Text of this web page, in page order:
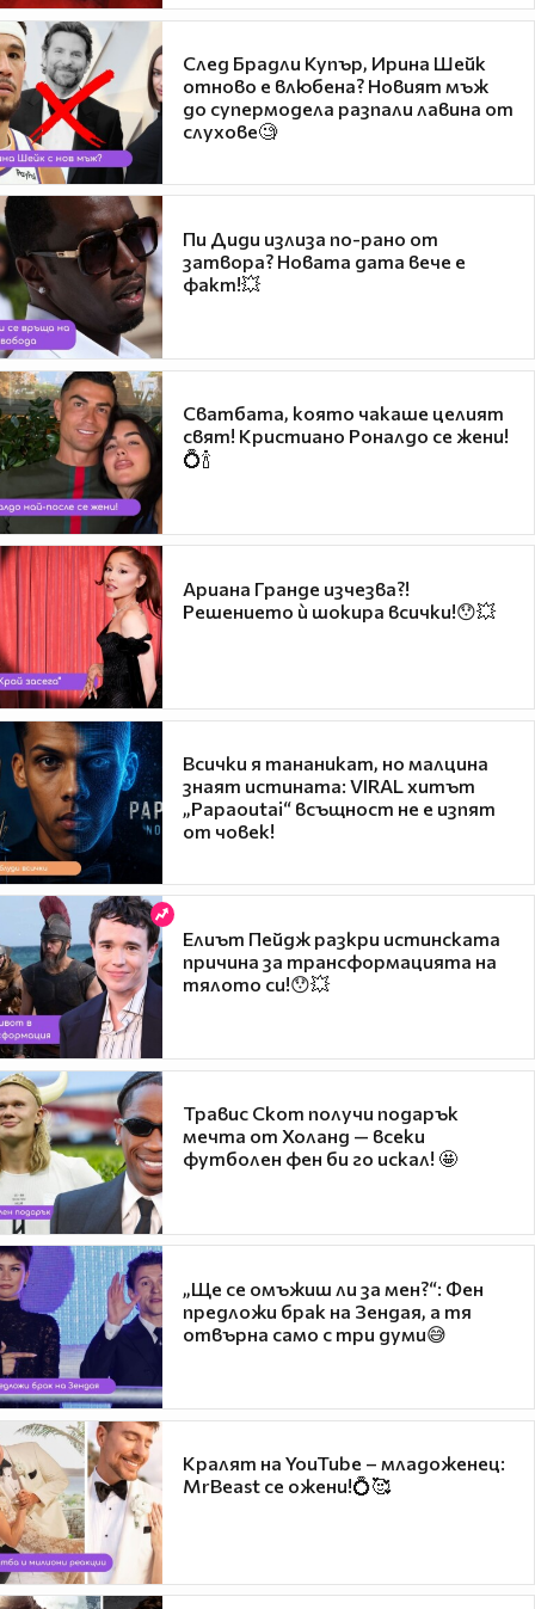
След Брадли Купър, Ирина Шейк
отново е влюбена? Новият мъж
до супермодела разпали лавина от
слухове🧐
Пи Диди излиза по-рано от
затвора? Новата дата вече е
факт!💥
Сватбата, която чакаше целият
свят! Кристиано Роналдо се жени!
💍🍾
Ариана Гранде изчезва?!
Решението ѝ шокира всички!😯💥
Всички я тананикат, но малцина
знаят истината: VIRAL хитът
„Papaoutai“ всъщност не е изпят
от човек!
Елиът Пейдж разкри истинската
причина за трансформацията на
тялото си!😯💥
Травис Скот получи подарък
мечта от Холанд — всеки
футболен фен би го искал! 🤩
„Ще се омъжиш ли за мен?“: Фен
предложи брак на Зендая, а тя
отвърна само с три думи😅
Кралят на YouTube – младоженец:
MrBeast се ожени!💍🥰